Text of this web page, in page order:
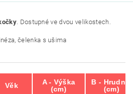
. Dostupné ve dvou velikostech.
čelenka s ušima
Věk
A - Výška
(cm)
B - Hrudník
(cm)